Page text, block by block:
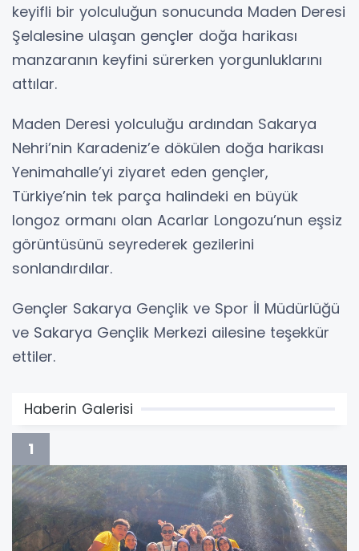
keyifli bir yolculuğun sonucunda Maden Deresi
Şelalesine ulaşan gençler doğa harikası
manzaranın keyfini sürerken yorgunluklarını
attılar.
Maden Deresi yolculuğu ardından Sakarya
Nehri’nin Karadeniz’e dökülen doğa harikası
Yenimahalle’yi ziyaret eden gençler,
Türkiye’nin tek parça halindeki en büyük
longoz ormanı olan Acarlar Longozu’nun eşsiz
görüntüsünü seyrederek gezilerini
sonlandırdılar.
Gençler Sakarya Gençlik ve Spor İl Müdürlüğü
ve Sakarya Gençlik Merkezi ailesine teşekkür
ettiler.
Haberin Galerisi
1